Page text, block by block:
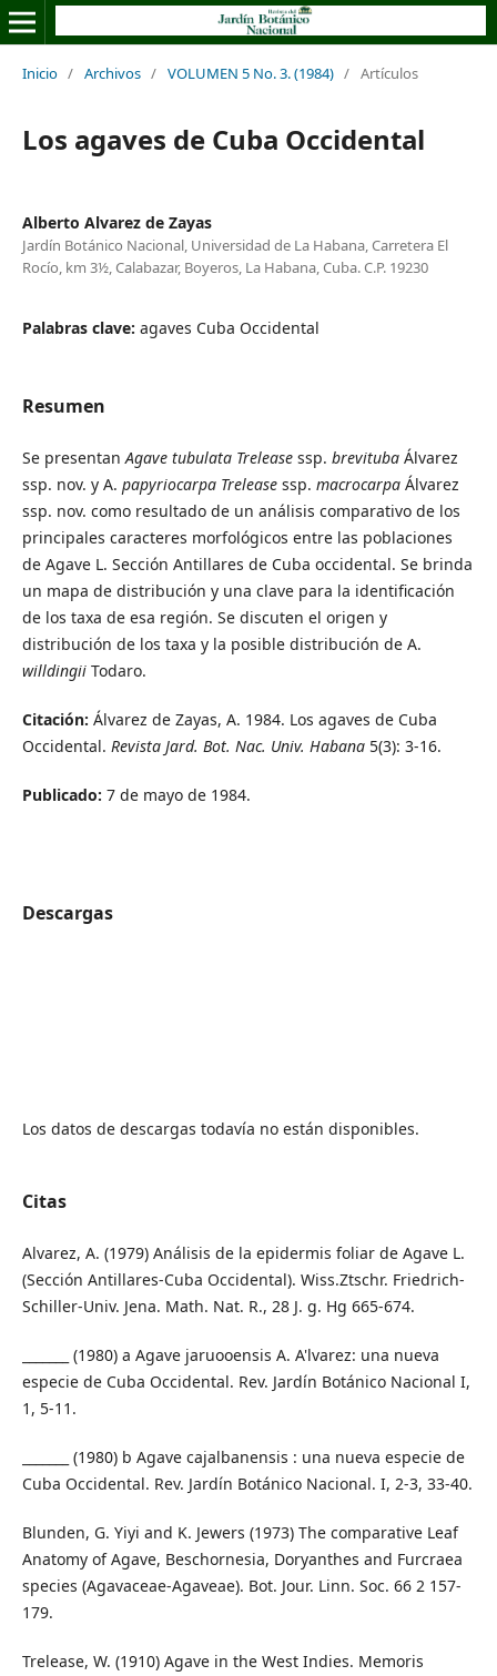
Inicio / Archivos / VOLUMEN 5 No. 3. (1984) / Artículos
Los agaves de Cuba Occidental
Alberto Alvarez de Zayas
Jardín Botánico Nacional, Universidad de La Habana, Carretera El
Rocío, km 3½, Calabazar, Boyeros, La Habana, Cuba. C.P. 19230
Palabras clave: agaves Cuba Occidental
Resumen
Se presentanAgave tubulata Treleasessp. brevitubaÁlvarez
ssp. nov. y A. papyriocarpa Treleasessp. macrocarpaÁlvarez
ssp. nov. como resultado de un análisis comparativo de los
principales caracteres morfológicos entre las poblaciones
de Agave L. Sección Antillares de Cuba occidental. Se brinda
un mapa de distribución y una clave para la identificación
de los taxa de esa región. Se discuten el origen y
distribución de los taxa y la posible distribución de A.
willdingiiTodaro.
Citación: Álvarez de Zayas, A. 1984. Los agaves de Cuba
Occidental. Revista Jard. Bot. Nac. Univ. Habana 5(3): 3-16.
Publicado: 7 de mayo de 1984.
Descargas
Los datos de descargas todavía no están disponibles.
Citas
Alvarez, A. (1979) Análisis de la epidermis foliar de Agave L.
(Sección Antillares-Cuba Occidental). Wiss.Ztschr. Friedrich-
Schiller-Univ. Jena. Math. Nat. R., 28 J. g. Hg 665-674.
_______ (1980) a Agave jaruooensis A. A'lvarez: una nueva
especie de Cuba Occidental. Rev. Jardín Botánico Nacional I,
1, 5-11.
_______ (1980) b Agave cajalbanensis : una nueva especie de
Cuba Occidental. Rev. Jardín Botánico Nacional. I, 2-3, 33-40.
Blunden, G. Yiyi and K. Jewers (1973) The comparative Leaf
Anatomy of Agave, Beschornesia, Doryanthes and Furcraea
species (Agavaceae-Agaveae). Bot. Jour. Linn. Soc. 66 2 157-
179.
Trelease, W. (1910) Agave in the West Indies. Memoris